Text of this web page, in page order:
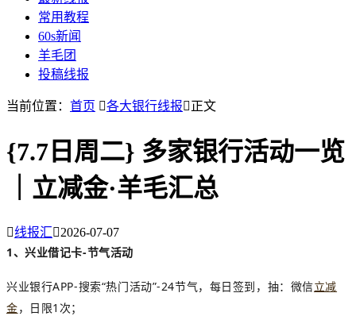
常用教程
60s新闻
羊毛团
投稿线报
当前位置： 首页 各大银行线报正文
{7.7日周二} 多家银行活动一览
｜立减金·羊毛汇总
线报汇2026-07-07
1、兴业借记卡-节气活动
兴业银行APP-搜索“热门活动”-24节气，每日签到，抽：微信立减
金，日限1次；